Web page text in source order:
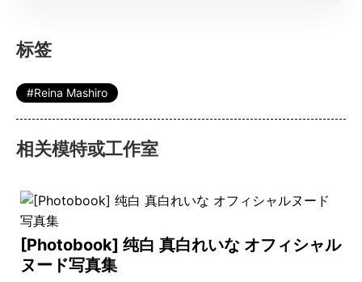
标签
Reina Mashiro
相关模特或工作室
[Photobook] 纯白 真白れいな オフィシャル
ヌード写真集